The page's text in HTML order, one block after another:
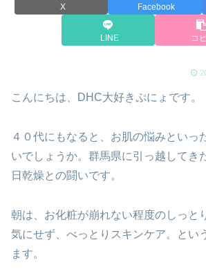
X Facebook
LINE コ
こんにちは、DHC大好きぷにょです。
４０代にもなると、お肌の悩みといっ
いでしょうか。群馬県に引っ越してき
日乾燥との闘いです。
朝は、お化粧が崩れない程度のしっと
気にせず、べっとりスキンケア。とい
ます。